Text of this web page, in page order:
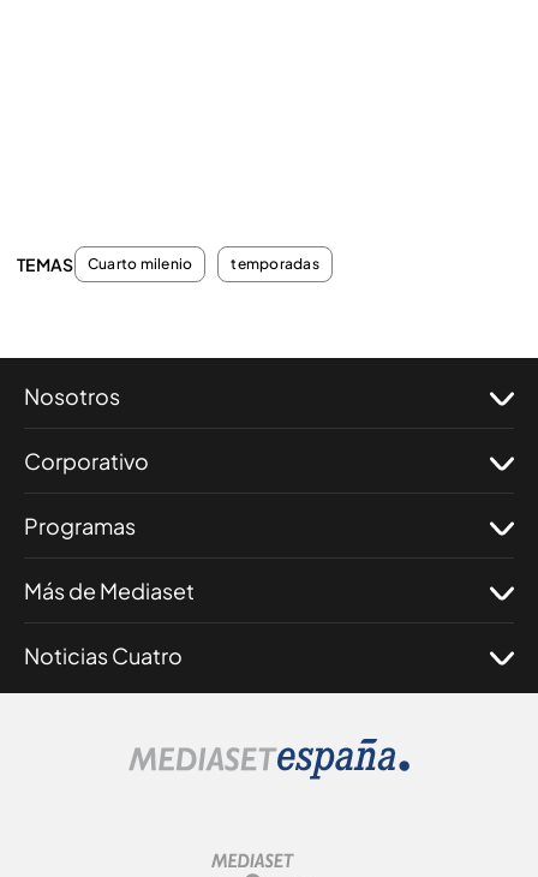
TEMAS Cuarto milenio temporadas
Nosotros
Corporativo
Programas
Más de Mediaset
Noticias Cuatro